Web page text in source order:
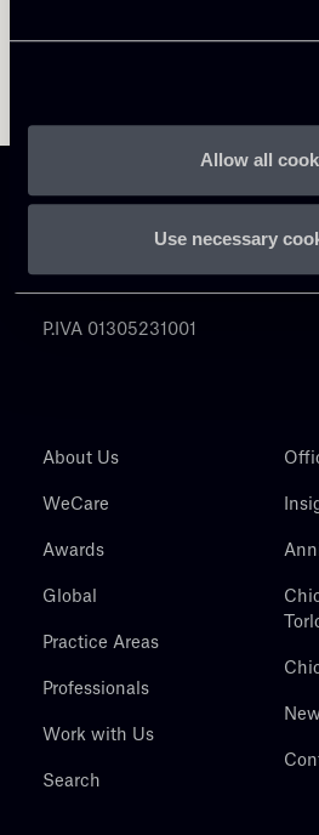
Allow all
Use necessary
P.IVA 01305231001
About Us
WeCare
Awards
Global
Practice Areas
Professionals
Work with Us
Search